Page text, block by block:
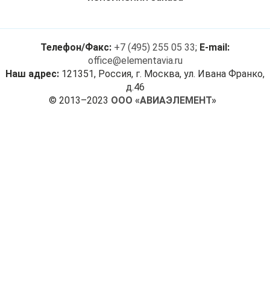
Телефон/Факс: +7 (495) 255 05 33; E-mail:
office@elementavia.ru
Наш адрес: 121351, Россия, г. Москва, ул. Ивана Франко,
д.46
© 2013–2023 ООО «АВИАЭЛЕМЕНТ»